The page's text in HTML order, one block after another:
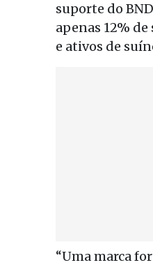
suporte do
apenas 12%
e ativos de
“Uma marca